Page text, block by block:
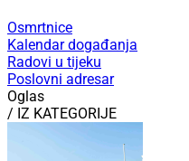
Osmrtnice
Kalendar događanja
Radovi u tijeku
Poslovni adresar
Oglas
/ IZ KATEGORIJE